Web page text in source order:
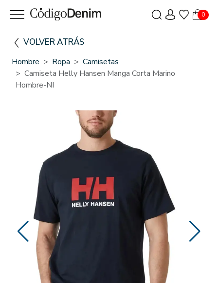
0
VOLVER ATRÁS
Hombre Ropa
Camisetas
Camiseta Helly Hansen Manga Corta Marino
Hombre-NI